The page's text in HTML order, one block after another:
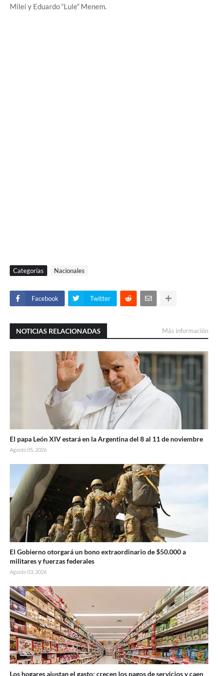
Milei y Eduardo “Lule” Menem.
Categorías Nacionales
Facebook Twitter
NOTICIAS RELACIONADAS Más información
El papa León XIV estará en la Argentina del 8 al 11 de noviembre
Agosto 05, 2026
El Gobierno otorgará un bono extraordinario de $50.000 a
militares y fuerzas federales
Agosto 03, 2026
Los hogares ajustan el gasto: crecen los pagos de servicios y caen